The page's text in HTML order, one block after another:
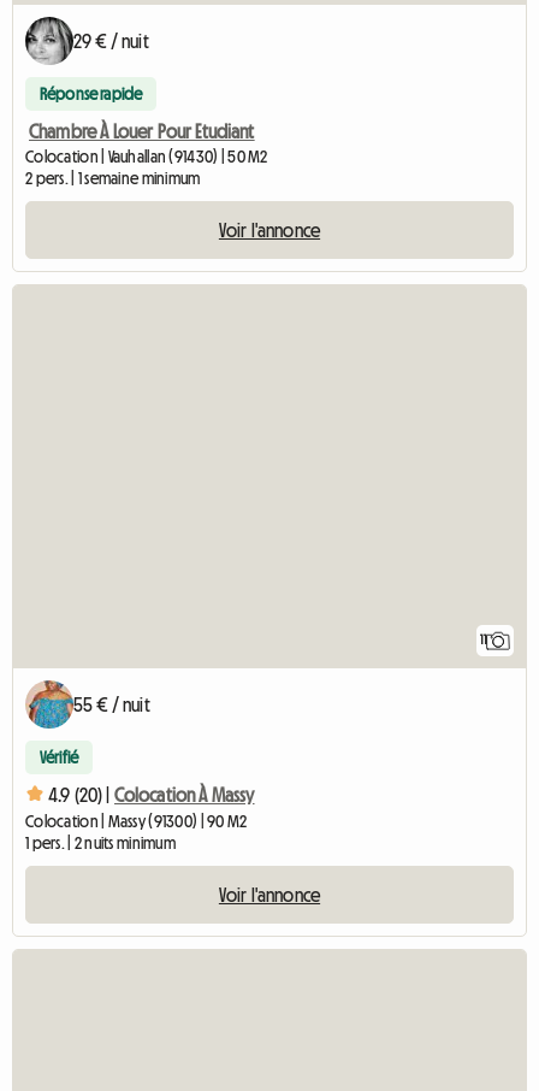
29 € / nuit
Réponse rapide
Chambre À Louer Pour Etudiant
Colocation | Vauhallan (91430) | 50 M2
2 pers. | 1 semaine minimum
Voir l'annonce
11
55 € / nuit
Vérifié
4.9 (20) | Colocation À Massy
Colocation | Massy (91300) | 90 M2
1 pers. | 2 nuits minimum
Voir l'annonce